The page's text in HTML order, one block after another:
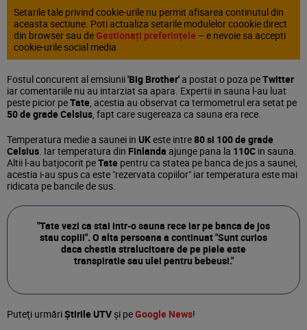
Setarile tale privind cookie-urile nu permit afisarea continutul din
aceasta sectiune. Poti actualiza setarile modulelor coookie direct
din browser sau de Gestionați preferințele – e nevoie sa accepti
cookie-urile social media
Fostul concurent al emsiunii'Big Brother'a postat o poza peTwitter
iar comentariile nu au intarziat sa apara. Expertii in sauna l-au luat
peste picior peTate, acestia au observat ca termometrul era setat pe
50 de grade Celsius, fapt care sugereaza ca sauna era rece.
Temperatura medie a saunei in UKeste intre80 si 100 de grade
Celsius. Iar temperatura din Finlanda ajunge pana la 110C in sauna.
Altii l-au batjocorit peTate pentru ca statea pe banca de jos a saunei,
acestia i-au spus ca este "rezervata copiilor" iar temperatura este mai
ridicata pe bancile de sus.
"Tate vezi ca stai intr-o sauna rece iar pe banca de jos
stau copiii". O alta persoana a continuat "Sunt curios
daca chestia stralucitoare de pe piele este
transpiratie sau ulei pentru bebeusi."
Puteţi urmăriȘtirile UTVşi peGoogle News!